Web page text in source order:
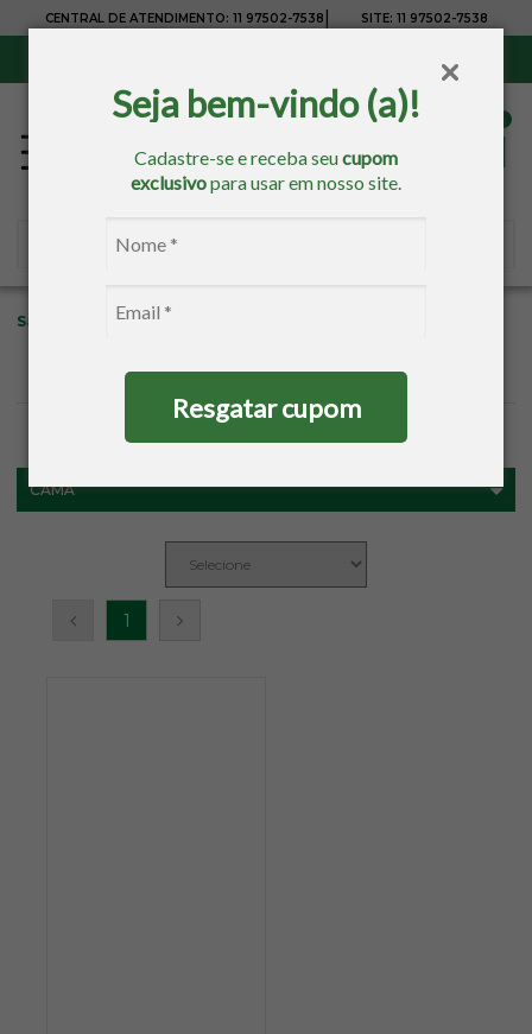
Seja bem-vindo (a)!
Cadastre-se e receba seucupom
exclusivopara usar em nosso site.
Resgatar cupom
CENTRAL DE ATENDIMENTO: 11 97502-7538 SITE: 11 97502-7538
Sacaria Trisoft
FILTROS
CAMA
1